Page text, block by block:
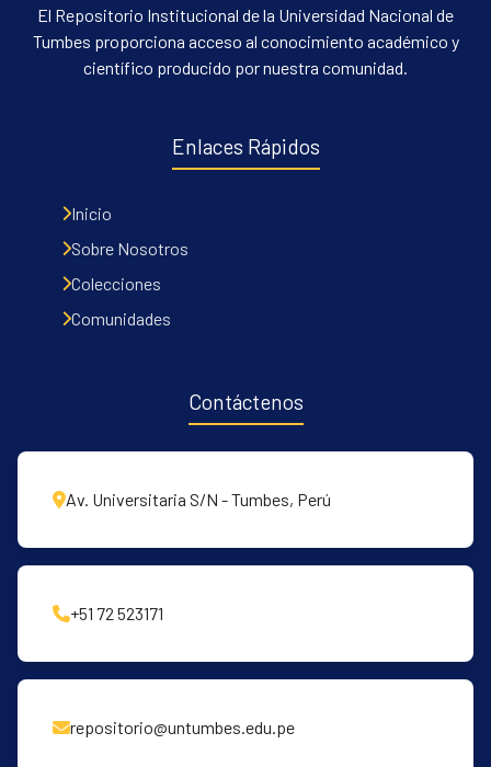
El Repositorio Institucional de la Universidad Nacional de
Tumbes proporciona acceso al conocimiento académico y
científico producido por nuestra comunidad.
Enlaces Rápidos
Inicio
Sobre Nosotros
Colecciones
Comunidades
Contáctenos
Av. Universitaria S/N - Tumbes, Perú
+51 72 523171
repositorio@untumbes.edu.pe